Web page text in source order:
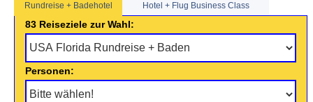
Rundreise + Badehotel Hotel + Flug Business Class
83 Reiseziele zur Wahl:
Personen: